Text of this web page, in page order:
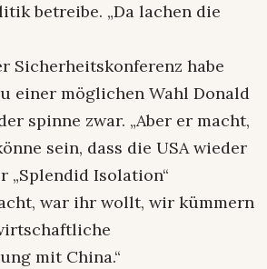
betreibe. „Da lachen die
Sicherheitskonferenz habe
einer möglichen Wahl Donald
spinne zwar. „Aber er macht,
sein, dass die USA wieder
„Splendid Isolation“
war ihr wollt, wir kümmern
mit China.“